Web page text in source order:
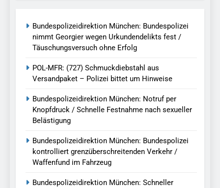
Bundespolizeidirektion München: Bundespolizei
nimmt Georgier wegen Urkundendelikts fest /
Täuschungsversuch ohne Erfolg
POL-MFR: (727) Schmuckdiebstahl aus
Versandpaket – Polizei bittet um Hinweise
Bundespolizeidirektion München: Notruf per
Knopfdruck / Schnelle Festnahme nach sexueller
Belästigung
Bundespolizeidirektion München: Bundespolizei
kontrolliert grenzüberschreitenden Verkehr /
Waffenfund im Fahrzeug
Bundespolizeidirektion München: Schneller